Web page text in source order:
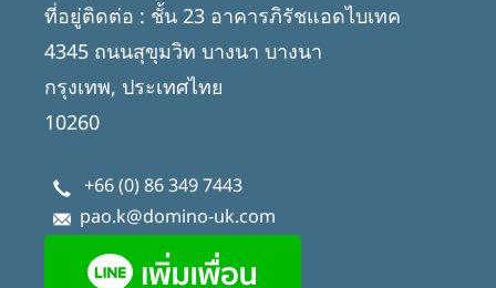
ที่อยู่ติดต่อ : ชั้น 23 อาคารภิรัชแอดไบเทค
4345 ถนนสุขุมวิท บางนา บางนา
กรุงเทพ, ประเทศไทย
10260
+66 (0) 86 349 7443
pao.k@domino-uk.com